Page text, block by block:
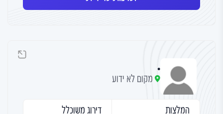
.
מקום לא ידוע
המלצות דירוג משוכלל